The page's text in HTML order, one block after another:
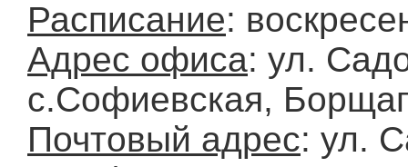
Расписание:
Адрес офиса: ул.
с.Софиевская,
Почтовый адрес: ул.